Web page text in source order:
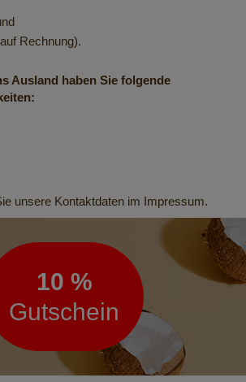
Rechnung).
Ausland haben Sie folgende
unsere Kontaktdaten im Impressum.
10 %
Gutschein